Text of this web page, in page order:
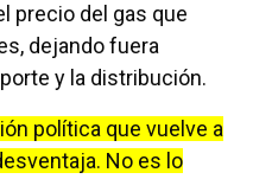
precio del gas que
dejando fuera
y la distribución.
política que vuelve a
No es lo